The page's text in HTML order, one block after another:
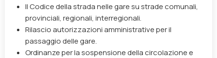
Il Codice della strada nelle gare su strade comunali,
provinciali, regionali, interregionali.
Rilascio autorizzazioni amministrative per il
passaggio delle gare.
Ordinanze per la sospensione della circolazione e